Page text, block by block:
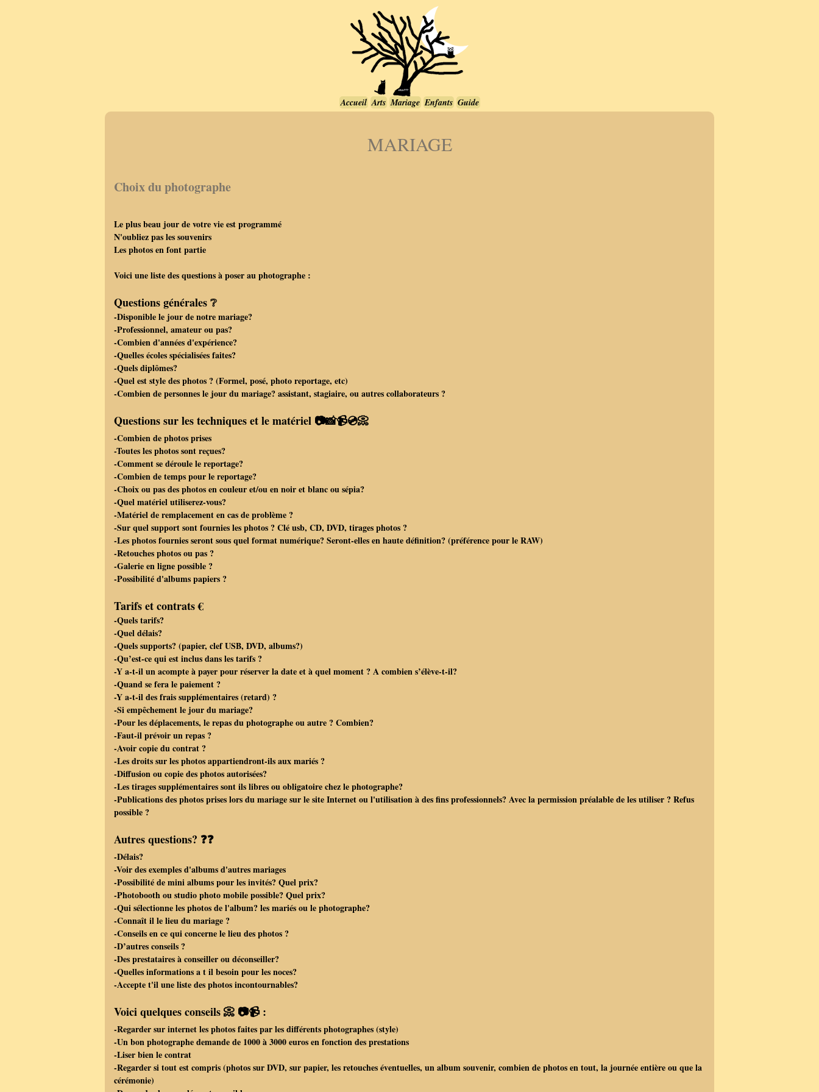
Accueil Arts Mariage Enfants Guide
MARIAGE
Choix du photographe
Le plus beau jour de votre vie est programmé
N'oubliez pas les souvenirs
Les photos en font partie
Voici une liste des questions à poser au photographe :
Questions générales ❔
-Disponible le jour de notre mariage?
-Professionnel, amateur ou pas?
-Combien d'années d'expérience?
-Quelles écoles spécialisées faites?
-Quels diplômes?
-Quel est style des photos ? (Formel, posé, photo reportage, etc)
-Combien de personnes le jour du mariage? assistant, stagiaire, ou autres collaborateurs ?
Questions sur les techniques et le matériel 📷📸📹💿📀
-Combien de photos prises
-Toutes les photos sont reçues?
-Comment se déroule le reportage?
-Combien de temps pour le reportage?
-Choix ou pas des photos en couleur et/ou en noir et blanc ou sépia?
-Quel matériel utiliserez-vous?
-Matériel de remplacement en cas de problème ?
-Sur quel support sont fournies les photos ? Clé usb, CD, DVD, tirages photos ?
-Les photos fournies seront sous quel format numérique? Seront-elles en haute définition? (préférence pour le RAW)
-Retouches photos ou pas ?
-Galerie en ligne possible ?
-Possibilité d'albums papiers ?
Tarifs et contrats €
-Quels tarifs?
-Quel délais?
-Quels supports? (papier, clef USB, DVD, albums?)
-Qu’est-ce qui est inclus dans les tarifs ?
-Y a-t-il un acompte à payer pour réserver la date et à quel moment ? A combien s’élève-t-il?
-Quand se fera le paiement ?
-Y a-t-il des frais supplémentaires (retard) ?
-Si empêchement le jour du mariage?
-Pour les déplacements, le repas du photographe ou autre ? Combien?
-Faut-il prévoir un repas ?
-Avoir copie du contrat ?
-Les droits sur les photos appartiendront-ils aux mariés ?
-Diffusion ou copie des photos autorisées?
-Les tirages supplémentaires sont ils libres ou obligatoire chez le photographe?
-Publications des photos prises lors du mariage sur le site Internet ou l'utilisation à des fins professionnels? Avec la permission préalable de les utiliser ? Refus
possible ?
Autres questions? ❓❓
-Délais?
-Voir des exemples d'albums d'autres mariages
-Possibilité de mini albums pour les invités? Quel prix?
-Photobooth ou studio photo mobile possible? Quel prix?
-Qui sélectionne les photos de l'album? les mariés ou le photographe?
-Connaît il le lieu du mariage ?
-Conseils en ce qui concerne le lieu des photos ?
-D’autres conseils ?
-Des prestataires à conseiller ou déconseiller?
-Quelles informations a t il besoin pour les noces?
-Accepte t'il une liste des photos incontournables?
Voici quelques conseils 📀 📷📹 :
-Regarder sur internet les photos faites par les différents photographes (style)
-Un bon photographe demande de 1000 à 3000 euros en fonction des prestations
-Liser bien le contrat
-Regarder si tout est compris (photos sur DVD, sur papier, les retouches éventuelles, un album souvenir, combien de photos en tout, la journée entière ou que la
cérémonie)